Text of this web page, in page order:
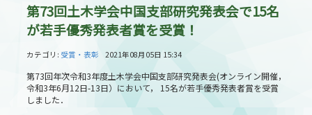
第73回土木学会中国支部研究発表会で15名
が若手優秀発表者賞を受賞！
カテゴリ: 受賞・表彰 2021年08月05日 15:34
第73回年次令和3年度土木学会中国支部研究発表会(オンライン開催，
令和3年6月12日-13日）において， 15名が若手優秀発表者賞を受賞
しました．